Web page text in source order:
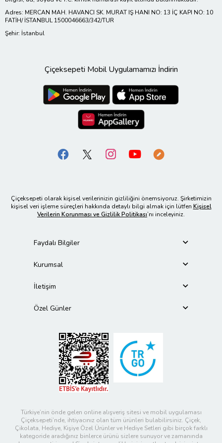
Adres: MERCAN MAH. HAVANCI SK. MURAT IŞ HANI NO: 13 İÇ KAPI NO: 10
FATİH/ İSTANBUL 1500046663/342/TUR
Şehir: İstanbul
Çiçeksepeti Mobil Uygulamamızı İndirin
Çiçeksepeti olarak kişisel verilerinizin gizliliğini önemsiyoruz. Şirketimizin
kişisel veri işleme süreçleri hakkında detaylı bilgi almak için lütfen Kişisel
Verilerin Korunması ve Gizlilik Politikası’nı inceleyiniz.
Faydalı Bilgiler
Kurumsal
İletişim
Özel Günler
Türkiye’nin önde gelen online alışveriş sitesi ve mobil uygulaması
Çiçeksepeti’nde, ihtiyacınız olan tüm ürünleri bulabilirsiniz. Çiçek,
Çikolata, Hediye, Kişiye Özel Ürünler ve Hediye Setleri gibi birçok farklı
kategoride aradığınız binlerce ürünü sizlere sunuyor ve zamanında